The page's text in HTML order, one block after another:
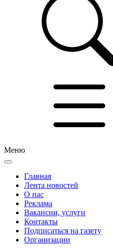
Меню
Главная
Лента новостей
О нас
Реклама
Вакансии, услуги
Контакты
Подписаться на газету
Организации